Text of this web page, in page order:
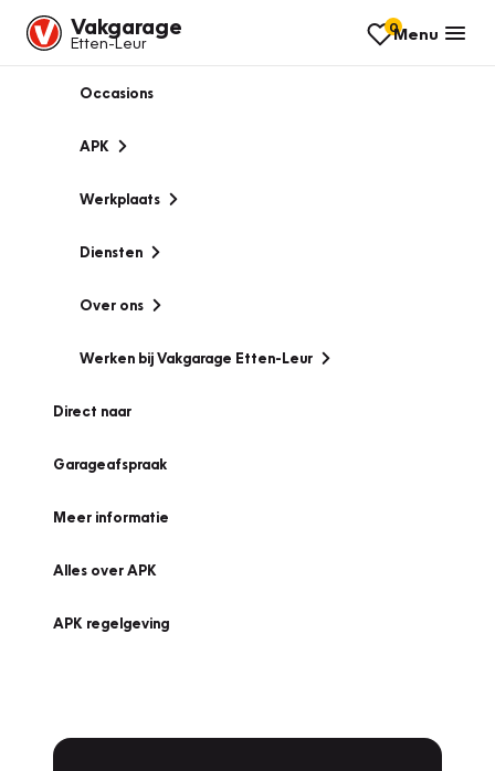
Vakgarage
Etten-Leur
0Menu
Occasions
APK
Werkplaats
Diensten
Over ons
Werken bij Vakgarage Etten-Leur
Direct naar
Garageafspraak
Meer informatie
Alles over APK
APK regelgeving